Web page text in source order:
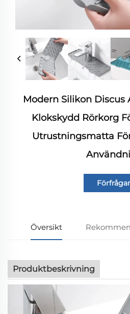
Modern Silikon Discus
Klokskydd Rörkorg
Utrustningsmatta
Översikt
Produktbeskrivning